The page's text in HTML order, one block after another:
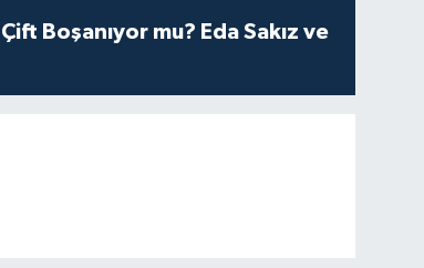
Boşanıyor mu? Eda Sakız ve